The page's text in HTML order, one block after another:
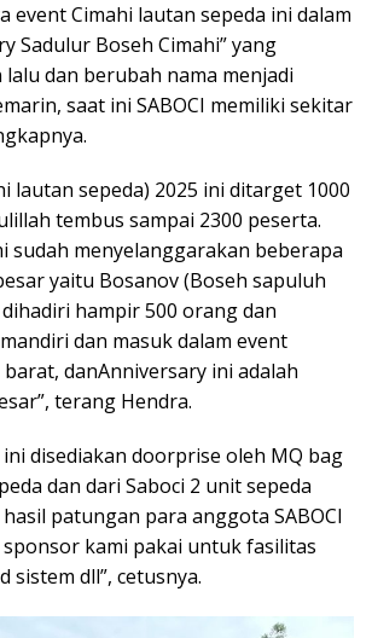
event Cimahi lautan sepeda ini dalam
Sadulur Boseh Cimahi” yang
dan berubah nama menjadi
saat ini SABOCI memiliki sekitar
lautan sepeda) 2025 ini ditarget 1000
tembus sampai 2300 peserta.
sudah menyelanggarakan beberapa
yaitu Bosanov (Boseh sapuluh
hampir 500 orang dan
dan masuk dalam event
barat, danAnniversary ini adalah
terang Hendra.
disediakan doorprise oleh MQ bag
dan dari Saboci 2 unit sepeda
patungan para anggota SABOCI
kami pakai untuk fasilitas
sistem dll”, cetusnya.